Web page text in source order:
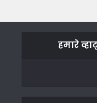
हमारे